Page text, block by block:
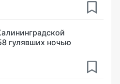
гулявших ночью